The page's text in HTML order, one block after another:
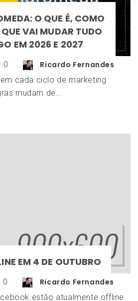
O QUE É, COMO
VAI MUDAR TUDO
EM 2026 E 2027
0 Ricardo Fernandes
cada ciclo de marketing
mudam de...
EM 4 DE OUTUBRO
0 Ricardo Fernandes
estão atualmente offline